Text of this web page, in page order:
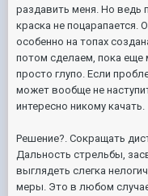
раздавить меня. Но ведь
краска не поцарапается.
особенно на топах
потом сделаем, пока еще
просто глупо. Если
может вообще не
интересно никому качать.
Решение?. Сокращать
Дальность стрельбы,
выглядеть слегка
меры. Это в любом